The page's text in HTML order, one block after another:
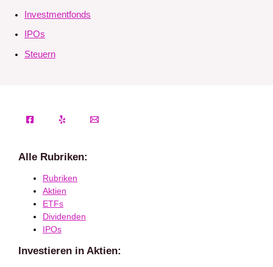
Investmentfonds
IPOs
Steuern
Alle Rubriken:
Rubriken
Aktien
ETFs
Dividenden
IPOs
Investieren in Aktien: